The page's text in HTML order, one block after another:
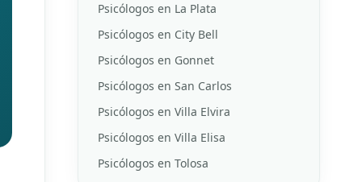
Psicólogos en La Plata
Psicólogos en City Bell
Psicólogos en Gonnet
Psicólogos en San Carlos
Psicólogos en Villa Elvira
Psicólogos en Villa Elisa
Psicólogos en Tolosa